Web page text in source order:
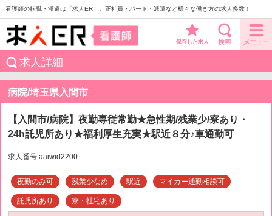
看護師の転職・派遣は「求人ER」。正社員・パート・派遣など様々な働き方の求人多数！
保存した求人
求人詳細
病院/埼玉県入間市
【入間市/病院】夜勤専従常勤★急性期/残業少/寮あり・
24h託児所あり★福利厚生充実★駅近８分♪車通勤可
求人番号:aaiwid2200
夜勤のみ可 残業少なめ 駅近 マイカー通勤相談可
託児所あり 寮・社宅あり